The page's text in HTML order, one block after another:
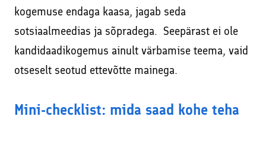
kogemuse endaga kaasa, jagab seda
sotsiaalmeedias ja sõpradega. Seepärast ei ole
kandidaadikogemus ainult värbamise teema, vaid
otseselt seotud ettevõtte mainega.
Mini-checklist: mida saad kohe teha